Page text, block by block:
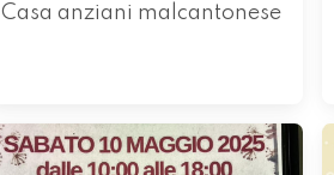
Casa anziani malcantonese